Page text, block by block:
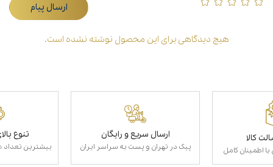
ارسال پیام
هیچ دیدگاهی برای این محصول نوشته نشده است.
کالا
اطمینان کامل
ارسال سریع و رایگان
پیک در تهران و پست به سراسر ایران
تنوع
بیشترین تعداد